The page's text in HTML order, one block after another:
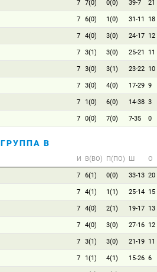
7 7(0) 0(0) 39-7 21
7 6(0) 1(0) 31-11 18
7 4(0) 3(0) 24-17 12
7 3(1) 3(0) 25-21 11
7 3(0) 3(1) 23-22 10
7 3(0) 4(0) 17-29 9
7 1(0) 6(0) 14-38 3
7 0(0) 7(0) 7-35 0
ГРУППА B
И В(ВО) П(ПО) Ш О
7 6(1) 0(0) 33-13 20
7 4(1) 1(1) 25-14 15
7 4(0) 2(1) 19-17 13
7 4(0) 3(0) 27-16 12
7 3(1) 3(0) 21-19 11
7 1(1) 4(1) 15-26 6